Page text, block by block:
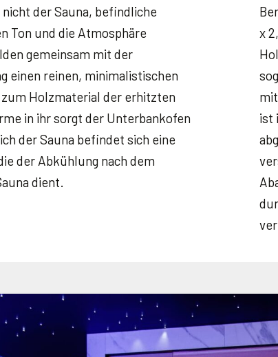
nicht der Sauna, befindliche
Ton und die Atmosphäre
gemeinsam mit der
einen reinen, minimalistischen
Holzmaterial der erhitzten
in ihr sorgt der Unterbankofen
der Sauna befindet sich eine
der Abkühlung nach dem
dient.
x
ist